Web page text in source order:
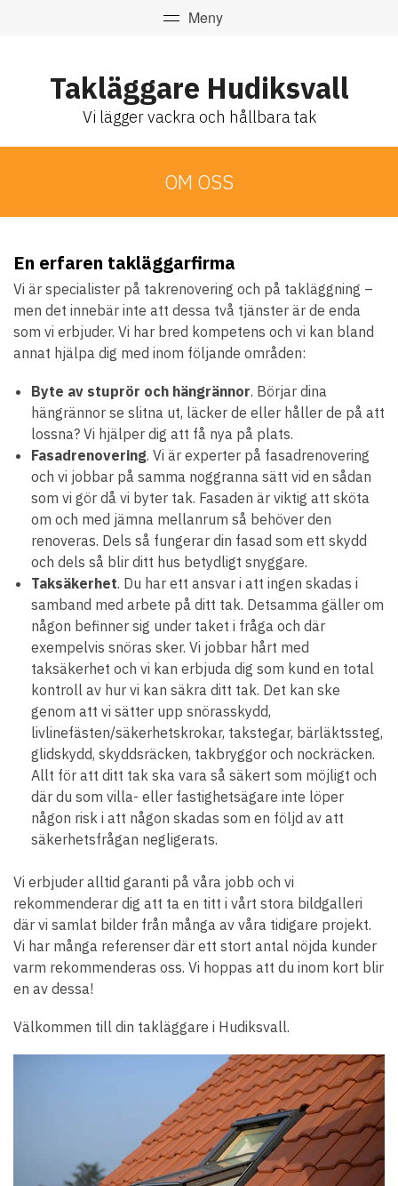
Takläggare Hudiksvall
Vi lägger vackra och hållbara tak
OM OSS
En erfaren takläggarfirma
Vi är specialister på takrenovering och på takläggning –
men det innebär inte att dessa två tjänster är de enda
som vi erbjuder. Vi har bred kompetens och vi kan bland
annat hjälpa dig med inom följande områden:
Byte av stuprör och hängrännor. Börjar dina
hängrännor se slitna ut, läcker de eller håller de på att
lossna? Vi hjälper dig att få nya på plats.
Fasadrenovering. Vi är experter på fasadrenovering
och vi jobbar på samma noggranna sätt vid en sådan
som vi gör då vi byter tak. Fasaden är viktig att sköta
om och med jämna mellanrum så behöver den
renoveras. Dels så fungerar din fasad som ett skydd
och dels så blir ditt hus betydligt snyggare.
Taksäkerhet. Du har ett ansvar i att ingen skadas i
samband med arbete på ditt tak. Detsamma gäller om
någon befinner sig under taket i fråga och där
exempelvis snöras sker. Vi jobbar hårt med
taksäkerhet och vi kan erbjuda dig som kund en total
kontroll av hur vi kan säkra ditt tak. Det kan ske
genom att vi sätter upp snörasskydd,
livlinefästen/säkerhetskrokar, takstegar, bärläktssteg,
glidskydd, skyddsräcken, takbryggor och nockräcken.
Allt för att ditt tak ska vara så säkert som möjligt och
där du som villa- eller fastighetsägare inte löper
någon risk i att någon skadas som en följd av att
säkerhetsfrågan negligerats.
Vi erbjuder alltid garanti på våra jobb och vi
rekommenderar dig att ta en titt i vårt stora bildgalleri
där vi samlat bilder från många av våra tidigare projekt.
Vi har många referenser där ett stort antal nöjda kunder
varm rekommenderas oss. Vi hoppas att du inom kort blir
en av dessa!
Välkommen till din takläggare i Hudiksvall.